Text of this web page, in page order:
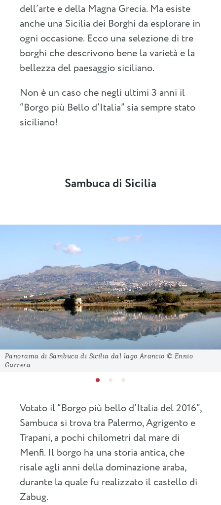
dell’arte e della Magna Grecia. Ma esiste
anche una Sicilia dei Borghi da esplorare in
ogni occasione. Ecco una selezione di tre
borghi che descrivono bene la varietà e la
bellezza del paesaggio siciliano.
Non è un caso che negli ultimi 3 anni il
“Borgo più Bello d’Italia” sia sempre stato
siciliano!
Sambuca di Sicilia
Panorama di Sambuca di Sicilia dal lago Arancio © Ennio
Gurrera
Votato il “Borgo più bello d’Italia del 2016”,
Sambuca si trova tra Palermo, Agrigento e
Trapani, a pochi chilometri dal mare di
Menfi. Il borgo ha una storia antica, che
risale agli anni della dominazione araba,
durante la quale fu realizzato il castello di
Zabug.